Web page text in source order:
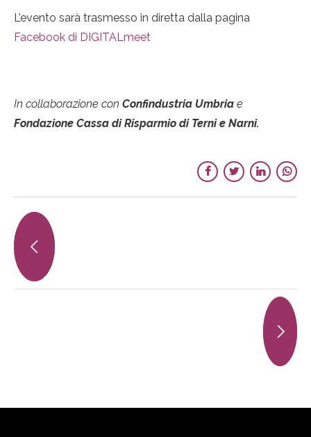
L’evento sarà trasmesso in diretta dalla pagina
Facebook di DIGITALmeet
In collaborazione con Confindustria Umbria e
Fondazione Cassa di Risparmio di Terni e Narni.